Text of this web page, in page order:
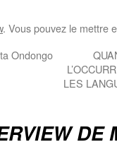
. Vous pouvez le mettre
Ondongo
LES
DE